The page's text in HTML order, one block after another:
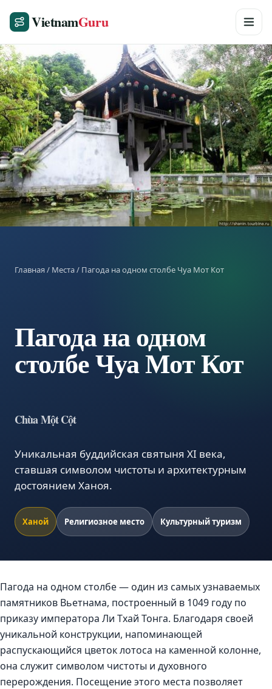
VietnamGuru
Главная/ Места/ Пагода на одном столбе Чуа Мот Кот
Пагода на одном
столбе Чуа Мот Кот
Chùa Một Cột
Уникальная буддийская святыня XI века,
ставшая символом чистоты и архитектурным
достоянием Ханоя.
Ханой Религиозное место Культурный туризм
Пагода на одном столбе — один из самых узнаваемых
памятников Вьетнама, построенный в 1049 году по
приказу императора Ли Тхай Тонга. Благодаря своей
уникальной конструкции, напоминающей
распускающийся цветок лотоса на каменной колонне,
она служит символом чистоты и духовного
перерождения. Посещение этого места позволяет